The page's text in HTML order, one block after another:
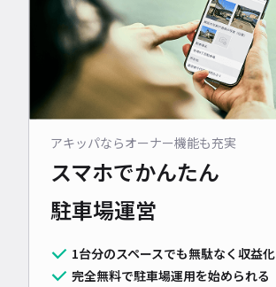
アキッパならオーナー機能も充実
スマホでかんたん
駐車場運営
1台分のスペースでも無駄なく収益化
完全無料で駐車場運用を始められる